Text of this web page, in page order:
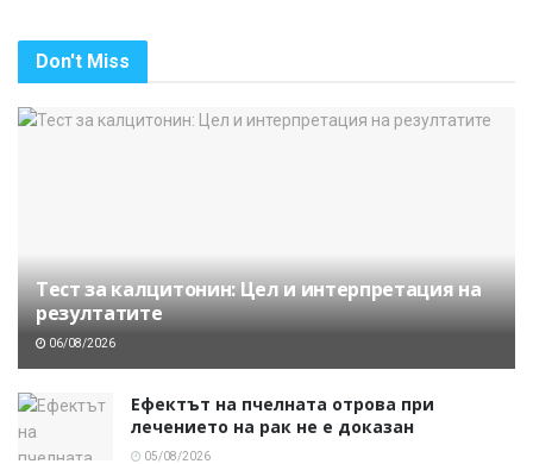
Don't Miss
Тест за калцитонин: Цел и интерпретация на
резултатите
06/08/2026
Ефектът на пчелната отрова при
лечението на рак не е доказан
05/08/2026